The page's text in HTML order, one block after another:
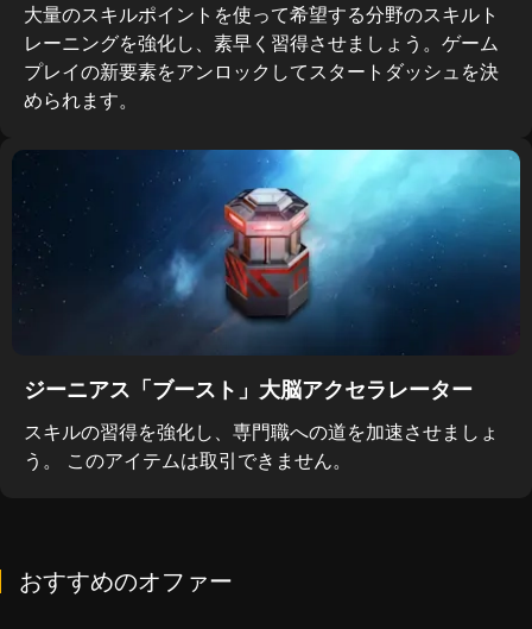
大量のスキルポイントを使って希望する分野のスキルト
レーニングを強化し、素早く習得させましょう。ゲーム
プレイの新要素をアンロックしてスタートダッシュを決
められます。
ジーニアス「ブースト」大脳アクセラレーター
スキルの習得を強化し、専門職への道を加速させましょ
う。 このアイテムは取引できません。
おすすめのオファー